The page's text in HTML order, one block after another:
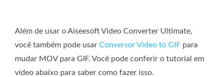
Além de usar o Aiseesoft Video Converter Ultimate,
você também pode usar Conversor Video to GIF para
mudar MOV para GIF. Você pode conferir o tutorial em
vídeo abaixo para saber como fazer isso.